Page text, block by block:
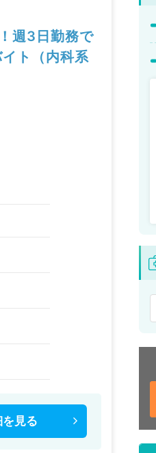
週3日勤務で
ト（内科系
見る